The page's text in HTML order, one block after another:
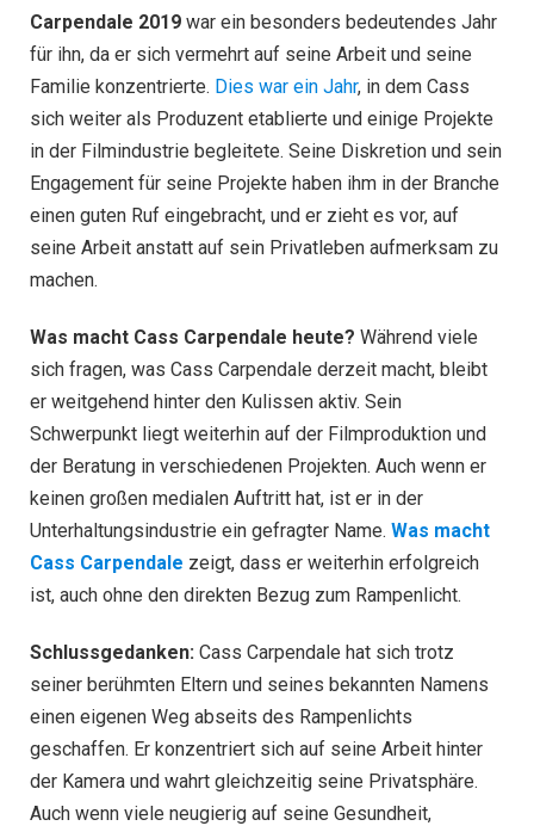
Carpendale 2019 war ein besonders bedeutendes Jahr
für ihn, da er sich vermehrt auf seine Arbeit und seine
Familie konzentrierte. Dies war ein Jahr, in dem Cass
sich weiter als Produzent etablierte und einige Projekte
in der Filmindustrie begleitete. Seine Diskretion und sein
Engagement für seine Projekte haben ihm in der Branche
einen guten Ruf eingebracht, und er zieht es vor, auf
seine Arbeit anstatt auf sein Privatleben aufmerksam zu
machen.
Was macht Cass Carpendale heute? Während viele
sich fragen, was Cass Carpendale derzeit macht, bleibt
er weitgehend hinter den Kulissen aktiv. Sein
Schwerpunkt liegt weiterhin auf der Filmproduktion und
der Beratung in verschiedenen Projekten. Auch wenn er
keinen großen medialen Auftritt hat, ist er in der
Unterhaltungsindustrie ein gefragter Name. Was macht
Cass Carpendale zeigt, dass er weiterhin erfolgreich
ist, auch ohne den direkten Bezug zum Rampenlicht.
Schlussgedanken: Cass Carpendale hat sich trotz
seiner berühmten Eltern und seines bekannten Namens
einen eigenen Weg abseits des Rampenlichts
geschaffen. Er konzentriert sich auf seine Arbeit hinter
der Kamera und wahrt gleichzeitig seine Privatsphäre.
Auch wenn viele neugierig auf seine Gesundheit,